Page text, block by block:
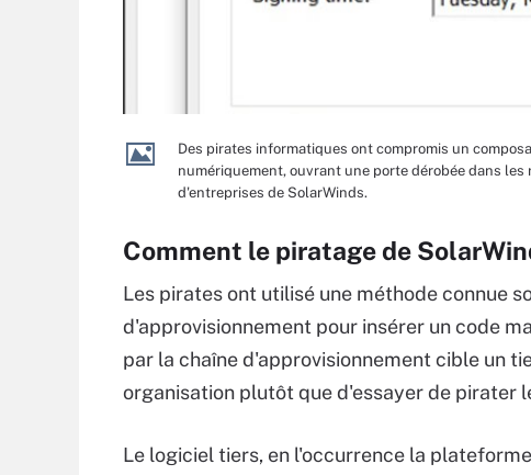
Des pirates informatiques ont compromis un
numériquement, ouvrant une porte dérobée dans
d'entreprises de SolarWinds.
Comment le piratage de
Les pirates ont utilisé une méthode connue
d'approvisionnement pour insérer un code
par la chaîne d'approvisionnement cible un
organisation plutôt que d'essayer de pirater
Le logiciel tiers, en l'occurrence la